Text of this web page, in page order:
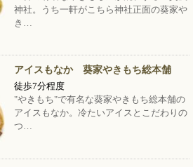
神社。うち一軒がこちら神社正面の葵家や
き…
アイスもなか 葵家やきもち総本舗
徒歩7分程度
"やきもち"で有名な葵家やきもち総本舗の
アイスもなか。冷たいアイスとこだわりの
つ…